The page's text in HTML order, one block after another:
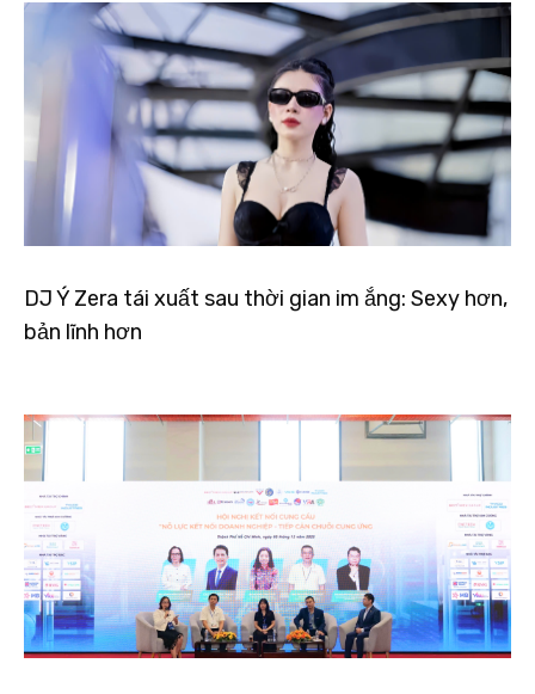
DJ Ý Zera tái xuất sau thời gian im ắng: Sexy hơn,
bản lĩnh hơn